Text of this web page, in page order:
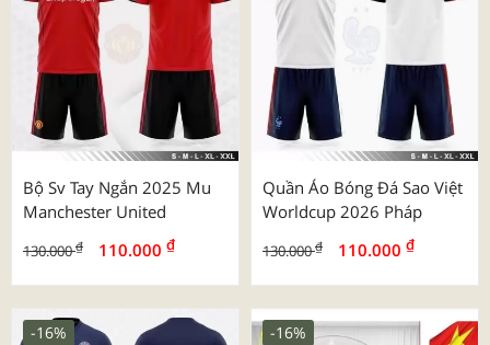
Bộ Sv Tay Ngắn 2025 Mu
Manchester United
130.000₫ 110.000 ₫
Quần Áo Bóng Đá Sao Việt
Worldcup 2026 Pháp
130.000₫ 110.000 ₫
-16% -16%